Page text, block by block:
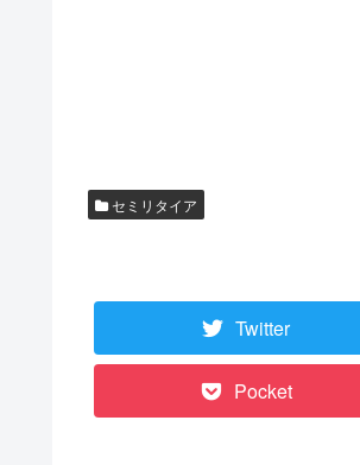
セミリタイア
Twitter
Pocket